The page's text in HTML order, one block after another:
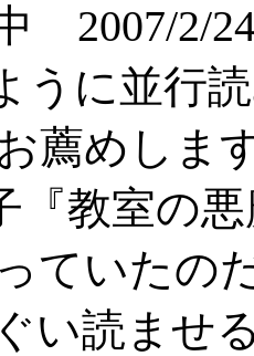
2007/2/
うに並行
薦めしま
『教室の
ていたの
い読ませ